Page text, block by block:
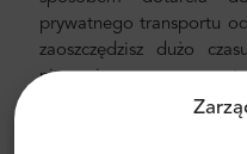
prywatnego transportu
zaoszczędzisz dużo
nieprzyjemny proces
mieście i znajdowania